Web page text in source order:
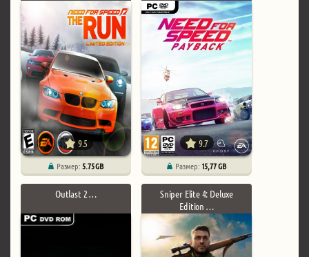
9.5
Размер:5.75 GB
9.7
Размер: 15,77 GB
Outlast 2 …
Sniper Elite 4: Deluxe
Edition …